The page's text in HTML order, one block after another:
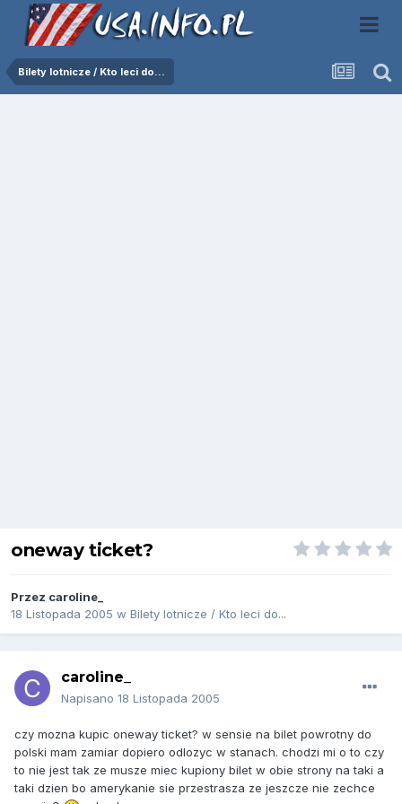
Bilety lotnicze / Kto leci do...
oneway ticket?
Przez caroline_
18 Listopada 2005 w Bilety lotnicze / Kto leci do...
caroline_
Napisano 18 Listopada 2005
czy mozna kupic oneway ticket? w sensie na bilet powrotny do
polski mam zamiar dopiero odlozyc w stanach. chodzi mi o to czy
to nie jest tak ze musze miec kupiony bilet w obie strony na taki a
taki dzien bo amerykanie sie przestrasza ze jeszcze nie zechce